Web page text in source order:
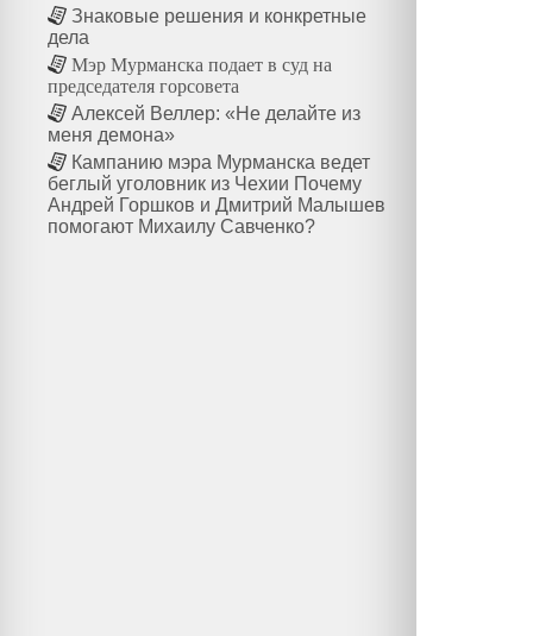
Знаковые решения и конкретные
дела
Мэр Мурманска подает в суд на
председателя горсовета
Алексей Веллер: «Не делайте из
меня демона»
Кампанию мэра Мурманска ведет
беглый уголовник из Чехии Почему
Андрей Горшков и Дмитрий Малышев
помогают Михаилу Савченко?